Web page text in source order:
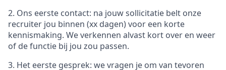
2. Ons eerste contact: na jouw sollicitatie belt onze
recruiter jou binnen (xx dagen) voor een korte
kennismaking. We verkennen alvast kort over en weer
of de functie bij jou zou passen.
3. Het eerste gesprek: we vragen je om van tevoren